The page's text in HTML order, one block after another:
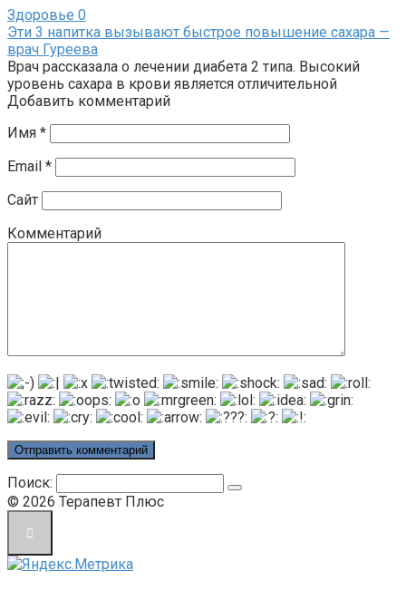
Здоровье 0
Эти 3 напитка вызывают быстрое повышение сахара —
врач Гуреева
Врач рассказала о лечении диабета 2 типа. Высокий
уровень сахара в крови является отличительной
Добавить комментарий
Имя *
Email *
Сайт
Комментарий
Поиск:
© 2026 Терапевт Плюс